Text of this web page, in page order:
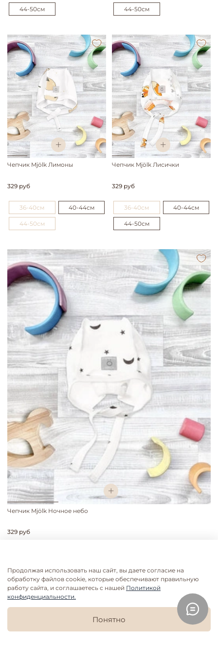
44-50см 44-50см
Чепчик Mjölk Лимоны
329 руб
36-40см 40-44см
44-50см
Чепчик Mjölk Лисички
329 руб
36-40см 40-44см
44-50см
Чепчик Mjölk Ночное небо
329 руб
Продолжая использовать наш сайт, вы даете согласие на
обработку файлов cookie, которые обеспечивают правильную
работу сайта, и соглашаетесь с нашей Политикой
конфиденциальности.
Понятно